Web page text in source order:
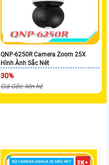
QNP-6250R Camera Zoom 25X
Hình Ành Sắc Nét
30%
Giá Gốc: liên hệ